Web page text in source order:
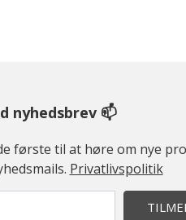
nyhedsbrev 📫
første til at høre om nye
Privatlivspolitik